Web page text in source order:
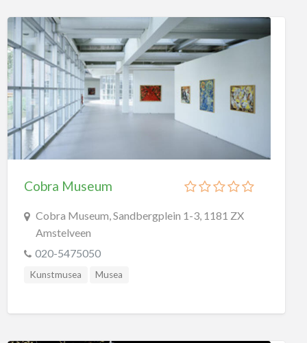
Cobra Museum
Cobra Museum, Sandbergplein 1-3, 1181 ZX
Amstelveen
020-5475050
Kunstmusea Musea